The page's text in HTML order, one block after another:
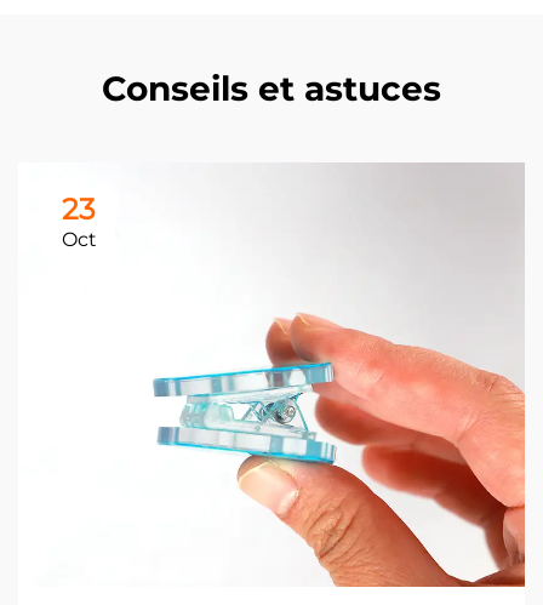
Conseils et astuces
23
Oct